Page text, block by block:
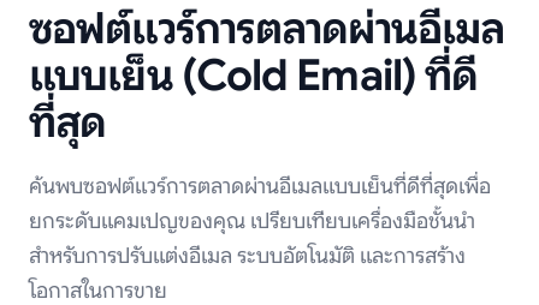
ซอฟต์แวร์การตลาดผ่านอีเมล
แบบเย็น (Cold Email) ที่ดี
ที่สุด
ค้นพบซอฟต์แวร์การตลาดผ่านอีเมลแบบเย็นที่ดีที่สุดเพื่อ
ยกระดับแคมเปญของคุณ เปรียบเทียบเครื่องมือชั้นนำ
สำหรับการปรับแต่งอีเมล ระบบอัตโนมัติ และการสร้าง
โอกาสในการขาย